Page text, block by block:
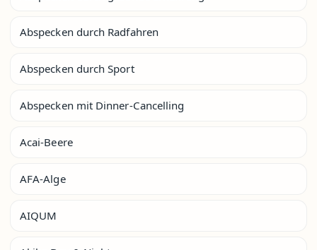
Abspecken durch Radfahren
Abspecken durch Sport
Abspecken mit Dinner-Cancelling
Acai-Beere
AFA-Alge
AIQUM